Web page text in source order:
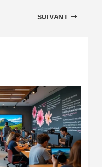
SUIVANT